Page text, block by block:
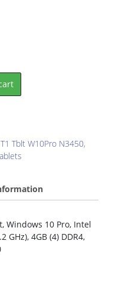
Tblt W10Pro N3450,
Windows 10 Pro, Intel
GHz), 4GB (4) DDR4,